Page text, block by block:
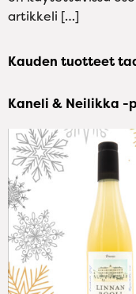
artikkeli […]
Kauden tuotteet
Kaneli & Neilikka -